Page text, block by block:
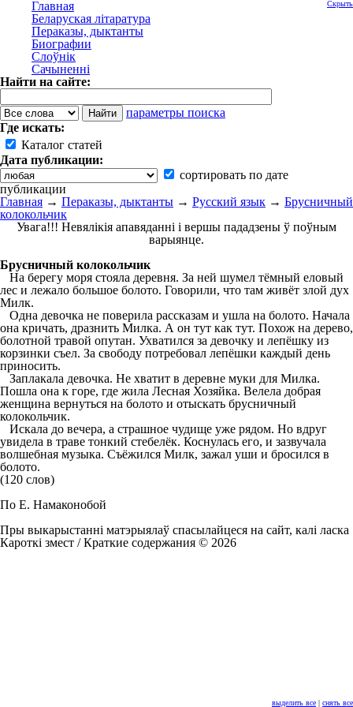
Главная
Беларуская літаратура
Пераказы, дыктанты
Биографии
Слоўнік
Сачыненні
Найти на сайте:
параметры поиска
Где искать:
Каталог статей
Дата публикации:
сортировать по дате
публикации
Скрыть
выделить все | снять все
Главная → Пераказы, дыктанты → Русский язык → Брусничный
колокольчик
Увага!!! Невялікія апавяданні і вершы пададзены ў поўным
варыянце.
Брусничный колокольчик
На берегу моря стояла деревня. За ней шумел тёмный еловый
лес и лежало большое болото. Говорили, что там живёт злой дух
Милк.
Одна девочка не поверила рассказам и ушла на болото. Начала
она кричать, дразнить Милка. А он тут как тут. Похож на дерево,
болотной травой опутан. Ухватился за девочку и лепёшку из
корзинки съел. За свободу потребовал лепёшки каждый день
приносить.
Заплакала девочка. Не хватит в деревне муки для Милка.
Пошла она к горе, где жила Лесная Хозяйка. Велела добрая
женщина вернуться на болото и отыскать брусничный
колокольчик.
Искала до вечера, а страшное чудище уже рядом. Но вдруг
увидела в траве тонкий стебелёк. Коснулась его, и зазвучала
волшебная музыка. Съёжился Милк, зажал уши и бросился в
болото.
(120 слов)
По Е. Намаконобой
Пры выкарыстанні матэрыялаў спасылайцеся на сайт, калі ласка
Кароткі змест / Краткие содержания © 2026